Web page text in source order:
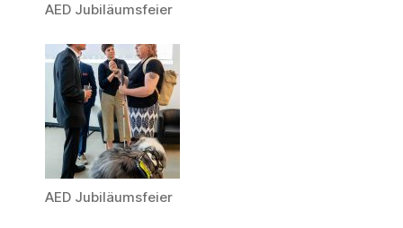
AED Jubiläumsfeier
AED Jubiläumsfeier